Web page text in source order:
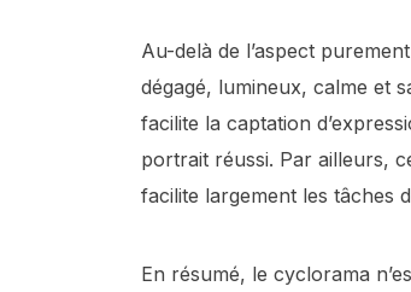
Au-delà de l’aspect
dégagé, lumineux, calme et
facilite la captation
portrait réussi. Par ailleurs,
facilite largement les tâches
En résumé, le cyclorama